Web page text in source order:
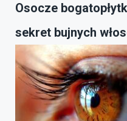
Osocze
sekret bujnych